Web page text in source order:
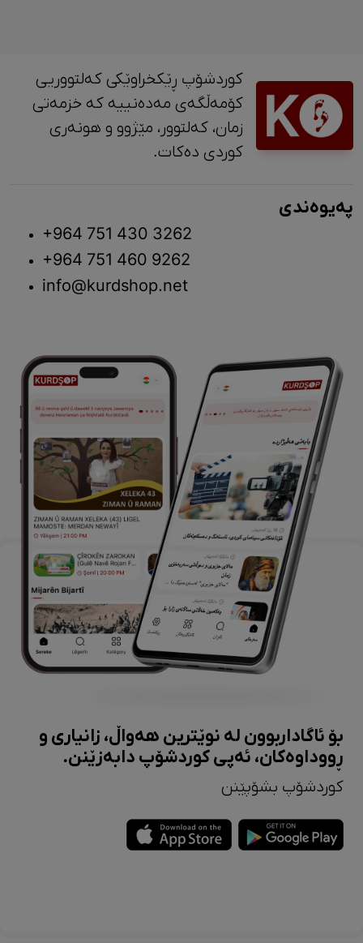
کوردشۆپ ڕێکخراوێکی کەلتووریی
کۆمەڵگەی مەدەنییە کە خزمەتی
زمان، کەلتوور، مێژوو و ‎هونەری
کوردی دەکات.
پەیوەندی
+964 751 430 3262
+964 751 460 9262
info@kurdshop.net
بۆ ئاگاداربوون لە نوێترین هەواڵ، زانیاری و
ڕووداوەکان، ئەپی کوردشۆپ دابەزێنن.
کوردشۆپ بشۆپێنن